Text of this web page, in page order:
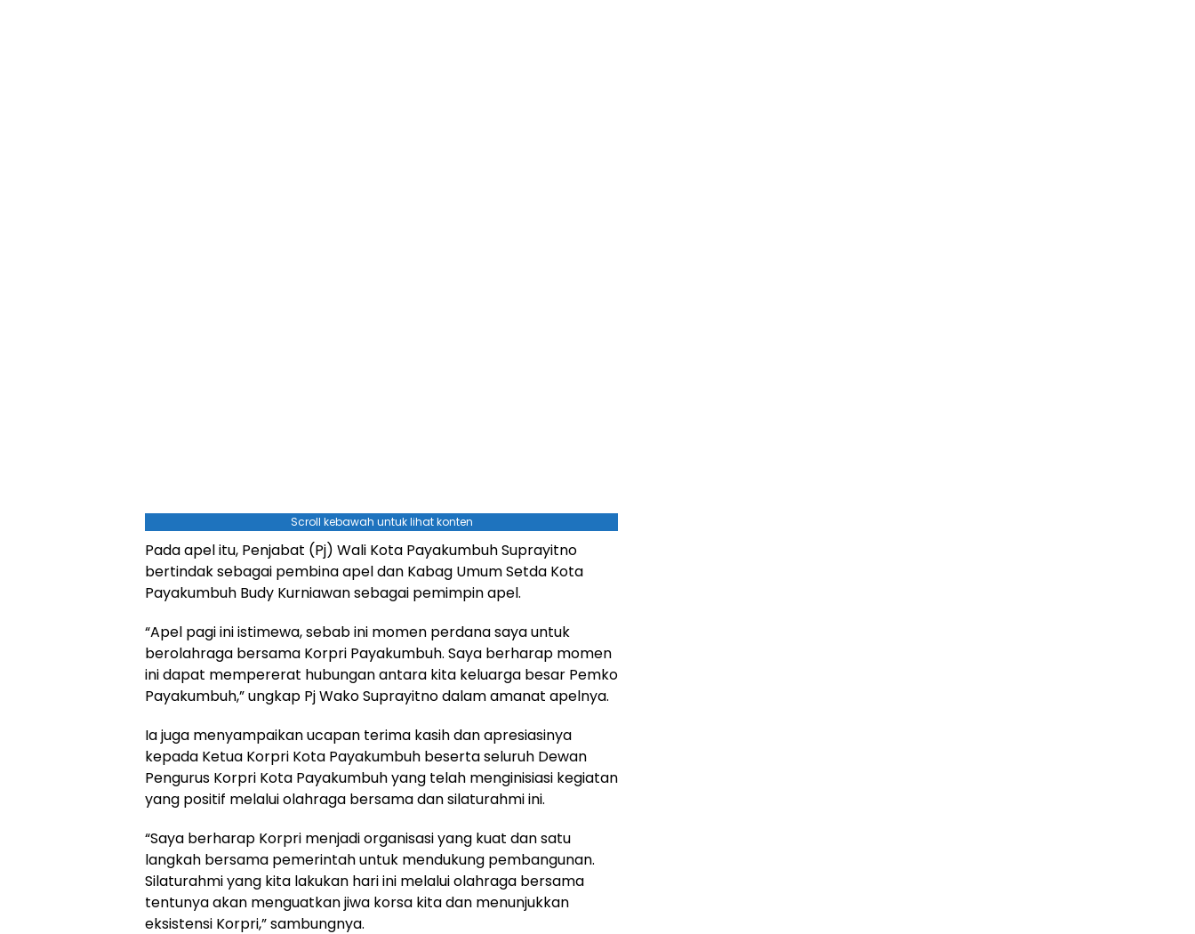
Scroll kebawah untuk lihat konten
Pada apel itu, Penjabat (Pj) Wali Kota Payakumbuh Suprayitno
bertindak sebagai pembina apel dan Kabag Umum Setda Kota
Payakumbuh Budy Kurniawan sebagai pemimpin apel.
“Apel pagi ini istimewa, sebab ini momen perdana saya untuk
berolahraga bersama Korpri Payakumbuh. Saya berharap momen
ini dapat mempererat hubungan antara kita keluarga besar Pemko
Payakumbuh,” ungkap Pj Wako Suprayitno dalam amanat apelnya.
Ia juga menyampaikan ucapan terima kasih dan apresiasinya
kepada Ketua Korpri Kota Payakumbuh beserta seluruh Dewan
Pengurus Korpri Kota Payakumbuh yang telah menginisiasi kegiatan
yang positif melalui olahraga bersama dan silaturahmi ini.
“Saya berharap Korpri menjadi organisasi yang kuat dan satu
langkah bersama pemerintah untuk mendukung pembangunan.
Silaturahmi yang kita lakukan hari ini melalui olahraga bersama
tentunya akan menguatkan jiwa korsa kita dan menunjukkan
eksistensi Korpri,” sambungnya.